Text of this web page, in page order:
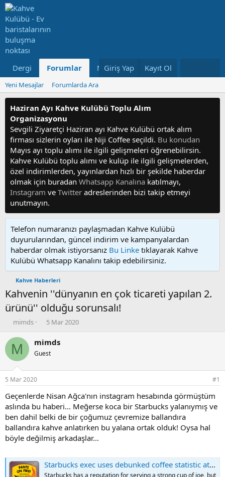
Dergi Forumlar Neler Yeni Kullanıcılar
Giriş Yap Kayıt Ol
Yeni Mesajlar Forumlarda Ara
Haziran Ayı Kahve Kulübü Toplu Alım
Organizasyonu
Sevgili Ziyaretçi Haziran ayı Kahve Kulübü ortak alım
firması sizlerin oyları ile Niji Coffee seçildi. Bu konudan
Mayıs ayı toplu alımı ile ilgili gelişmeleri öğrenebilirsin.
Kahve Kulübü toplu alımı ve kulüp ile ilgili gelişmelerden,
özel indirimlerden, yayınlardan hızlı bir şekilde haberdar
olmak için buradan Whatsapp Kanalına katılmayı,
Instagram ve Twitter adreslerinden bizi takip etmeyi
unutmayın.
Telefon numaranızı paylaşmadan Kahve Kulübü
duyurularından, güncel indirim ve kampanyalardan
haberdar olmak istiyorsanız Bu Linke tıklayarak Kahve
Kulübü Whatsapp Kanalını takip edebilirsiniz.
Kahve Haberleri
Kahvenin ''dünyanın en çok ticareti yapılan 2.
ürünü'' olduğu sorunsalı!
K
n
u
u
b
a
ş
l
a
t
a
n
mimds
B
ş
a
ı
ç
a
r
i
h
5 Mar 2020
M mimds
Guest
5 Mar 2020 #1
Geçenlerde Nisan Ağca'nın instagram hesabında görmüştüm
aslında bu haberi... Meğerse koca bir Starbucks yalanıymış ve
ben dahil belki de bir çoğumuz çevremize ballandıra
ballandıra kahve anlatırken bu yalana ortak olduk! Oysa hal
böyle değilmiş arkadaşlar...
Starbucks exec uses debunked coffee statistic at hearing